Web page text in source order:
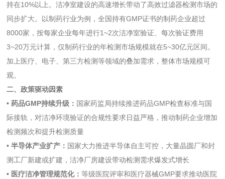
持在10%以上。洁净室建设的高速增长带动了高效过滤器检测市场的
同步扩大。以制药行业为例，全国持有GMP证书的制药企业超过
8000家，按每家企业每年进行1~2次洁净室验证、每次验证费用
3~20万元计算，仅制药行业的年检测市场规模就在5~30亿元区间。
加上医疗、电子、第三方检测等领域的叠加需求，整体市场规模可
观。
二、政策驱动因素
• 药品GMP持续升级： 国家药监局持续推进药品GMP检查标准与国
际接轨，对洁净环境验证的合规性要求日益严格，推动制药企业增加
检测频次和提升检测质量
• 半导体产业扩产： 国家大力推进半导体自主可控，大量晶圆厂和封
测工厂新建或扩建，洁净厂房建设带动检测需求爆发式增长
• 医疗洁净管理规范化：等级医院评审和医疗器械GMP要求推动医院